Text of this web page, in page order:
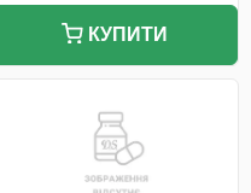
КУПИТИ